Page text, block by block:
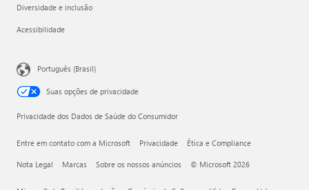
Diversidade e inclusão
Acessibilidade
Português (Brasil)
Suas opções de privacidade
Privacidade dos Dados de Saúde do Consumidor
Entre em contato com a Microsoft Privacidade Ética e Compliance
Nota Legal Marcas Sobre os nossos anúncios © Microsoft 2026